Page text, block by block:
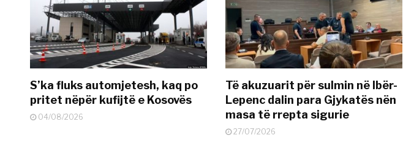
S’ka fluks automjetesh, kaq po
pritet nëpër kufijtë e Kosovës
04/08/2026
Të akuzuarit për sulmin në Ibër-
Lepenc dalin para Gjykatës nën
masa të rrepta sigurie
27/07/2026